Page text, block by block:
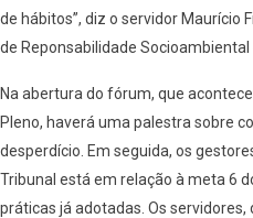
de hábitos”, diz o servidor Maurício
de Reponsabilidade Socioambiental
Na abertura do fórum, que
Pleno, haverá uma palestra sobre
desperdício. Em seguida, os
Tribunal está em relação à meta 6
práticas já adotadas. Os